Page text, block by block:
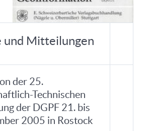
und Mitteilungen
der 25.
Technischen
der DGPF 21. bis
2005 in Rostock